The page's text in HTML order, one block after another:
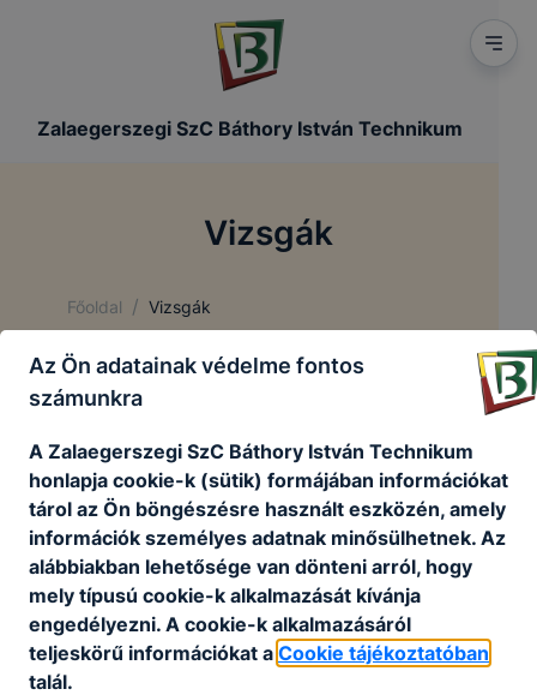
Zalaegerszegi SzC Báthory István Technikum
Vizsgák
Főoldal / Vizsgák
Vizsgák
Érettségi 2026. május-június
Szakmai vizsgák 2026.
Ágazati alapvizsgák 2026.
Az Ön adatainak védelme fontos
számunkra
A Zalaegerszegi SzC Báthory István Technikum
honlapja cookie-k (sütik) formájában információkat
tárol az Ön böngészésre használt eszközén, amely
információk személyes adatnak minősülhetnek. Az
alábbiakban lehetősége van dönteni arról, hogy
mely típusú cookie-k alkalmazását kívánja
engedélyezni. A cookie-k alkalmazásáról
teljeskörű információkat a Cookie tájékoztatóban
talál.